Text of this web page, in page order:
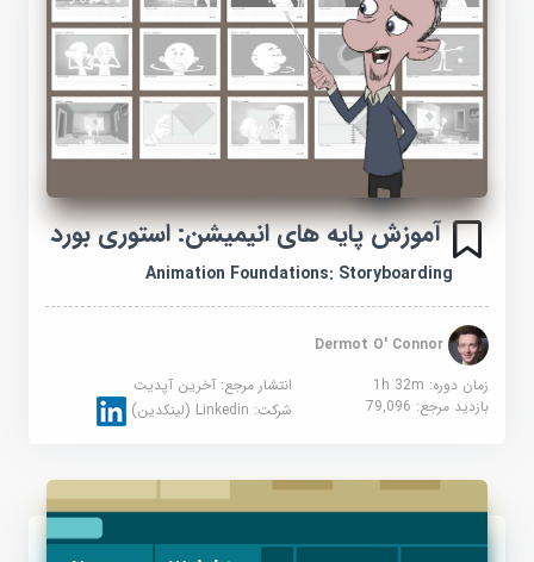
آموزش پایه های انیمیشن: استوری بورد
Animation Foundations: Storyboarding
Dermot O' Connor
زمان دوره: 1h 32m
انتشار مرجع:آخرین آپدیت
بازدید مرجع:79,096 شرکت:Linkedin (لینکدین)